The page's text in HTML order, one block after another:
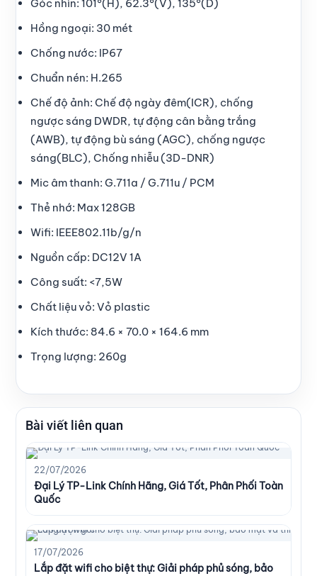
Góc nhìn: 101°(H), 62.3°(V), 135°(D)
Hồng ngoại: 30 mét
Chống nước: IP67
Chuẩn nén: H.265
Chế độ ảnh: Chế độ ngày đêm(ICR), chống
ngược sáng DWDR, tự động cân bằng trắng
(AWB), tự động bù sáng (AGC), chống ngược
sáng(BLC), Chống nhiễu (3D-DNR)
Mic âm thanh: G.711a / G.711u / PCM
Thẻ nhớ: Max 128GB
Wifi: IEEE802.11b/g/n
Nguồn cấp: DC12V 1A
Công suất: <7,5W
Chất liệu vỏ: Vỏ plastic
Kích thước: 84.6 × 70.0 × 164.6 mm
Trọng lượng: 260g
Bài viết liên quan
22/07/2026
Đại Lý TP-Link Chính Hãng, Giá Tốt, Phân Phối Toàn
Quốc
17/07/2026
Lắp đặt wifi cho biệt thự: Giải pháp phủ sóng, bảo